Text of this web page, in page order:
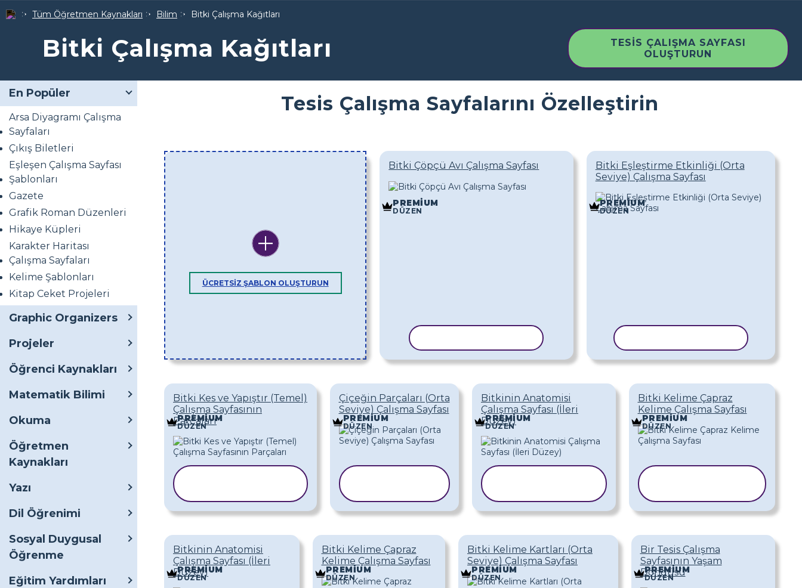
Tüm Öğretmen Kaynakları Bilim Bitki Çalışma Kağıtları
Bitki Çalışma Kağıtları
TESIS ÇALIŞMA SAYFASI
OLUŞTURUN
En Popüler
Arsa Diyagramı Çalışma
Sayfaları
Çıkış Biletleri
Eşleşen Çalışma Sayfası
Şablonları
Gazete
Grafik Roman Düzenleri
Hikaye Küpleri
Karakter Haritası
Çalışma Sayfaları
Kelime Şablonları
Kitap Ceket Projeleri
Graphic Organizers
Projeler
Öğrenci Kaynakları
Matematik Bilimi
Okuma
Öğretmen
Kaynakları
Yazı
Dil Öğrenimi
Sosyal Duygusal
Öğrenme
Eğitim Yardımları
Tesis Çalışma Sayfalarını Özelleştirin
ÜCRETSIZ ŞABLON OLUŞTURUN
Bitki Çöpçü Avı Çalışma Sayfası
PREMIUM
DÜZEN
Bitki Eşleştirme Etkinliği (Orta
Seviye) Çalışma Sayfası
PREMIUM
DÜZEN
Bitki Kes ve Yapıştır (Temel)
Çalışma Sayfasının
Parçaları
PREMIUM
DÜZEN
Çiçeğin Parçaları (Orta
Seviye) Çalışma Sayfası
PREMIUM
DÜZEN
Bitkinin Anatomisi
Çalışma Sayfası (İleri
Düzey)
PREMIUM
DÜZEN
Bitki Kelime Çapraz
Kelime Çalışma Sayfası
PREMIUM
DÜZEN
Bitkinin Anatomisi
Çalışma Sayfası (İleri
Düzey)
PREMIUM
DÜZEN
Bitki Kelime Çapraz
Kelime Çalışma Sayfası
PREMIUM
DÜZEN
Bitki Kelime Kartları (Orta
Seviye) Çalışma Sayfası
PREMIUM
DÜZEN
Bir Tesis Çalışma
Sayfasının Yaşam
Döngüsü
PREMIUM
DÜZEN